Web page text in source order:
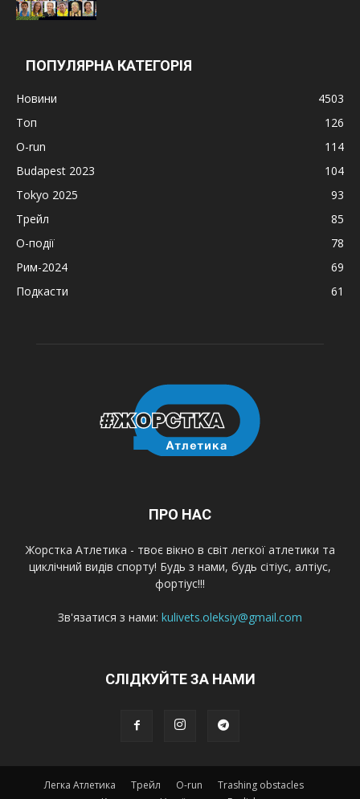
ПОПУЛЯРНА КАТЕГОРІЯ
Новини
4503
Топ
126
O-run
114
Budapest 2023
104
Tokyo 2025
93
Трейл
85
О-події
78
Рим-2024
69
Подкасти
61
ПРО НАС
Жорстка Атлетика - твоє вікно в світ легкої атлетики та
циклічний видів спорту! Будь з нами, будь сітіус, алтіус,
фортіус!!!
Зв'язатися з нами: kulivets.oleksiy@gmail.com
СЛІДКУЙТЕ ЗА НАМИ
Легка Атлетика Трейл O-run
Trashing obstacles